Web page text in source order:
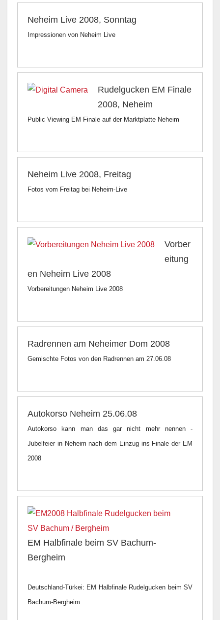
Neheim Live 2008, Sonntag
Impressionen von Neheim Live
Rudelgucken EM Finale
2008, Neheim
Public Viewing EM Finale auf der Marktplatte Neheim
Neheim Live 2008, Freitag
Fotos vom Freitag bei Neheim-Live
Vorber
eitung
en Neheim Live 2008
Vorbereitungen Neheim Live 2008
Radrennen am Neheimer Dom 2008
Gemischte Fotos von den Radrennen am 27.06.08
Autokorso Neheim 25.06.08
Autokorso kann man das gar nicht mehr nennen -
Jubelfeier in Neheim nach dem Einzug ins Finale der EM
2008
EM Halbfinale beim SV Bachum-
Bergheim
Deutschland-Türkei: EM Halbfinale Rudelgucken beim SV
Bachum-Bergheim